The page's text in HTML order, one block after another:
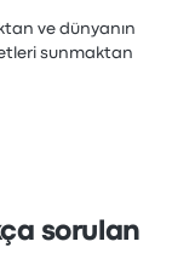
ve dünyanın
sunmaktan
sorulan